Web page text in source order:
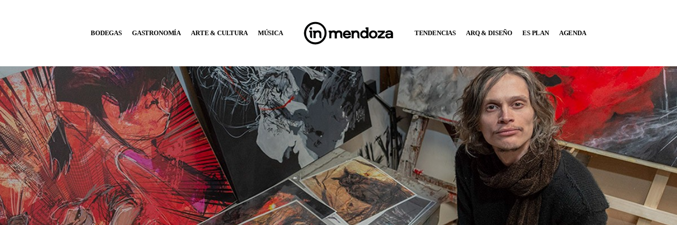
BODEGAS GASTRONOMÍA ARTE & CULTURA MÚSICA TENDENCIAS ARQ & DISEÑO ES PLAN AGENDA
MÚSICA
DÓNDE IR
TENDENCIAS
ARQ & DISEÑO
AGENDA